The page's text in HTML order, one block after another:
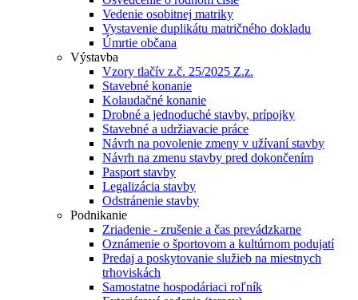
Vedenie osobitnej matriky
Vystavenie duplikátu matričného dokladu
Úmrtie občana
Výstavba
Vzory tlačív z.č. 25/2025 Z.z.
Stavebné konanie
Kolaudačné konanie
Drobné a jednoduché stavby, prípojky
Stavebné a udržiavacie práce
Návrh na povolenie zmeny v užívaní stavby
Návrh na zmenu stavby pred dokončením
Pasport stavby
Legalizácia stavby
Odstránenie stavby
Podnikanie
Zriadenie - zrušenie a čas prevádzkarne
Oznámenie o športovom a kultúrnom podujatí
Predaj a poskytovanie služieb na miestnych
trhoviskách
Samostatne hospodáriaci roľník